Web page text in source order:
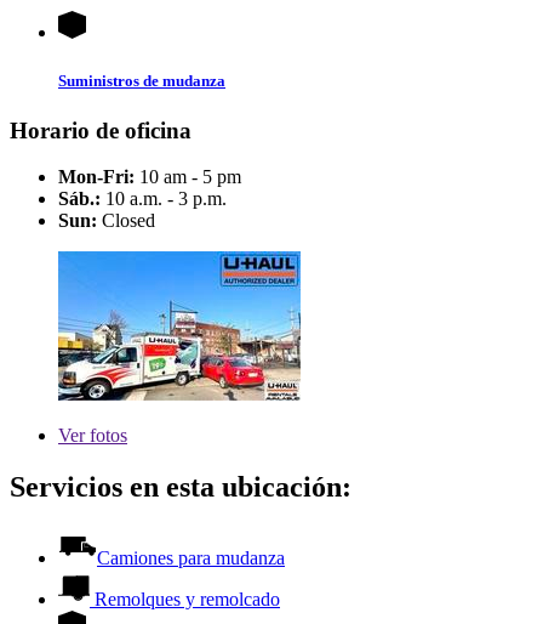
Suministros de mudanza
Horario de oficina
Mon-Fri: 10 am - 5 pm
Sáb.: 10 a.m. - 3 p.m.
Sun: Closed
Verfotos
Servicios en esta ubicación:
Camiones para mudanza
Remolques y remolcado